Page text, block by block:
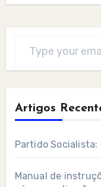
Artigos
Partido Socialista:
Manual de